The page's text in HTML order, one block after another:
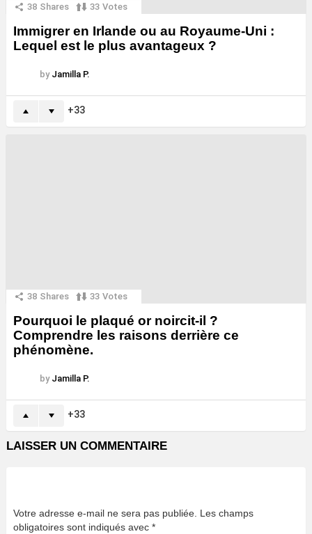
38 Shares 33 Votes
Immigrer en Irlande ou au Royaume-Uni :
Lequel est le plus avantageux ?
by Jamilla P.
33
38 Shares 33 Votes
Pourquoi le plaqué or noircit-il ?
Comprendre les raisons derrière ce
phénomène.
by Jamilla P.
33
LAISSER UN COMMENTAIRE
Votre adresse e-mail ne sera pas publiée. Les champs
obligatoires sont indiqués avec *